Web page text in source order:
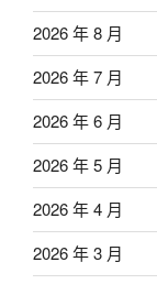
2026 年 8 月
2026 年 7 月
2026 年 6 月
2026 年 5 月
2026 年 4 月
2026 年 3 月